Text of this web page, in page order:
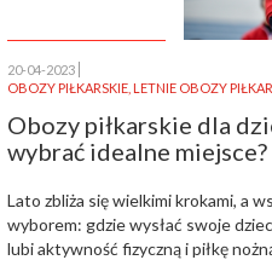
20-04-2023
OBOZY PIŁKARSKIE LETNIE OBOZY
Obozy piłkarskie dla
wybrać idealne miejsce?
Lato zbliża się wielkimi krokami, a
wyborem: gdzie wysłać swoje
lubi aktywność fizyczną i piłkę